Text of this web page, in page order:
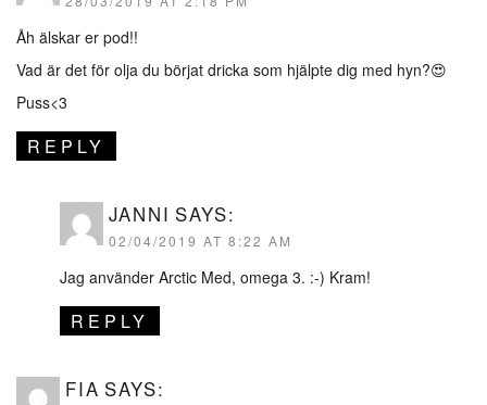
Åh älskar er pod!!
Vad är det för olja du börjat dricka som hjälpte dig med hyn?😍
Puss<3
REPLY
JANNI SAYS:
02/04/2019 AT 8:22 AM
Jag använder Arctic Med, omega 3. :-) Kram!
REPLY
FIA SAYS: